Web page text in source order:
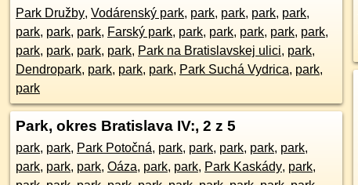
Park Družby, Vodárenský park, park, park, park, park,
park, park, park, Farský park, park, park, park, park, park,
park, park, park, park, Park na Bratislavskej ulici, park,
Dendropark, park, park, park, Park Suchá Vydrica, park,
park
Park, okres Bratislava IV:, 2 z 5
park, park, Park Potočná, park, park, park, park, park,
park, park, park, Oáza, park, park, Park Kaskády, park,